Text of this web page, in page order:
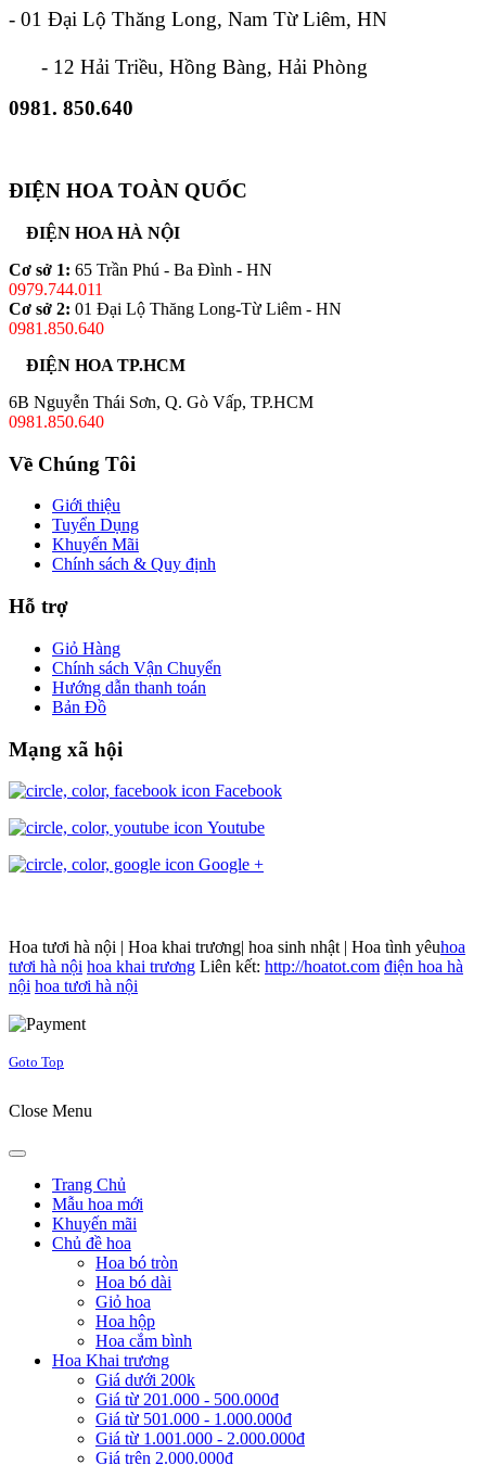
- 01 Đại Lộ Thăng Long, Nam Từ Liêm, HN
- 12 Hải Triều, Hồng Bàng, Hải Phòng
0981. 850.640
ĐIỆN HOA TOÀN QUỐC
ĐIỆN HOA HÀ NỘI
Cơ sở 1: 65 Trần Phú - Ba Đình - HN
0979.744.011
Cơ sở 2: 01 Đại Lộ Thăng Long-Từ Liêm - HN
0981.850.640
ĐIỆN HOA TP.HCM
6B Nguyễn Thái Sơn, Q. Gò Vấp, TP.HCM
0981.850.640
Về Chúng Tôi
Giới thiệu
Tuyển Dụng
Khuyến Mãi
Chính sách & Quy định
Hỗ trợ
Giỏ Hàng
Chính sách Vận Chuyển
Hướng dẫn thanh toán
Bản Đồ
Mạng xã hội
Facebook
Youtube
Google +
Hoa tươi hà nội | Hoa khai trương| hoa sinh nhật | Hoa tình yêuhoa
tươi hà nội hoa khai trương Liên kết: http://hoatot.com điện hoa hà
nội hoa tươi hà nội
Goto Top
Close Menu
Trang Chủ
Mẫu hoa mới
Khuyến mãi
Chủ đề hoa
Hoa bó tròn
Hoa bó dài
Giỏ hoa
Hoa hộp
Hoa cắm bình
Hoa Khai trương
Giá dưới 200k
Giá từ 201.000 - 500.000đ
Giá từ 501.000 - 1.000.000đ
Giá từ 1.001.000 - 2.000.000đ
Giá trên 2.000.000đ